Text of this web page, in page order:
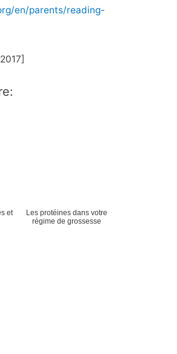
en/parents/reading-
et
Les protéines dans votre
régime de grossesse